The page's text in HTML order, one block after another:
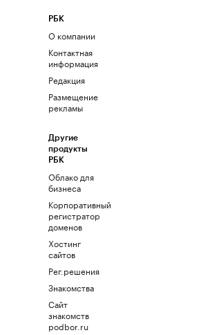
РБК
О компании
Контактная
информация
Редакция
Размещение
рекламы
Другие
продукты
РБК
Облако для
бизнеса
Корпоративный
регистратор
доменов
Хостинг
сайтов
Рег.решения
Знакомства
Сайт
знакомств
podbor.ru